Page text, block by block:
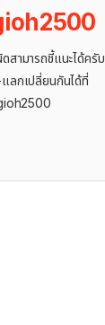
สามารถชี้แนะได้ครับ
กเปลี่ยนกันได้ที่